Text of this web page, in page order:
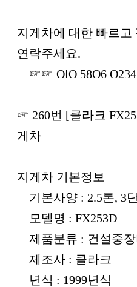
본문
지게차에 대한 빠르고
연락주세요.
☞☞ OlO 58O6
☞ 260번 [클라크
게차
지게차 기본정보
기본사양 : 2.5톤, 3
모델명 : FX253D
제품분류 : 건설중
제조사 : 클라크
년식 : 1999년식